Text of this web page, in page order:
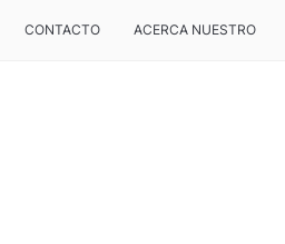
CONTACTO ACERCA NUESTRO